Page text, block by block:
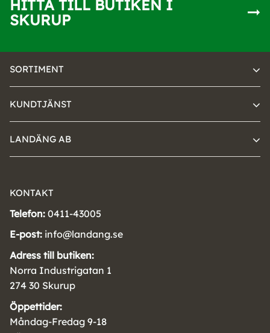
HITTA TILL BUTIKEN I
SKURUP
SORTIMENT
KUNDTJÄNST
LANDÄNG AB
KONTAKT
Telefon: 0411-43005
E-post: info@landang.se
Adress till butiken:
Norra Industrigatan 1
274 30 Skurup
Öppettider:
Måndag-Fredag 9-18